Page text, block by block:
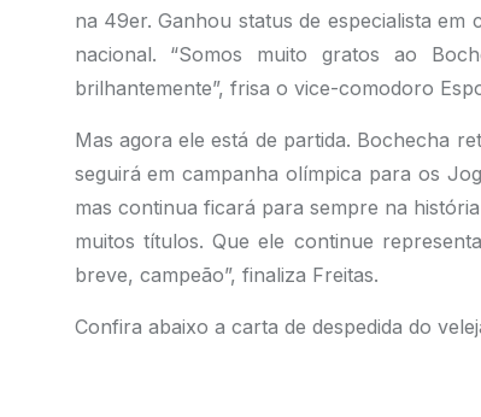
na 49er. Ganhou status de especialista
nacional. “Somos muito gratos ao
brilhantemente”, frisa o vice-comodoro
Mas agora ele está de partida. Bochecha
seguirá em campanha olímpica para os
mas continua ficará para sempre na
muitos títulos. Que ele continue
breve, campeão”, finaliza Freitas.
Confira abaixo a carta de despedida do